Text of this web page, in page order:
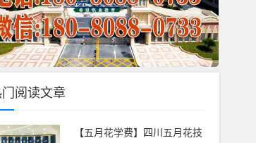
阅读文章
【五月花学费】四川五月花技